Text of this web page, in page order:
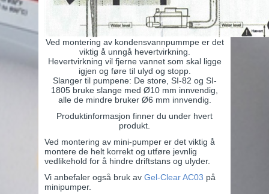
Ved montering av kondensvannpummpe er det
viktig å unngå hevertvirkning.
Hevertvirkning vil fjerne vannet som skal ligge
igjen og føre til ulyd og stopp.
Slanger til pumpene: De store, SI-82 og SI-
1805 bruke slange med Ø10 mm innvendig,
alle de mindre bruker Ø6 mm innvendig.
Produktinformasjon finner du under hvert
produkt.
Ved montering av mini-pumper er det viktig å
montere de helt korrekt og utføre jevnlig
vedlikehold for å hindre driftstans og ulyder.
Vi anbefaler også bruk av Gel-Clear AC03 på
minipumper.